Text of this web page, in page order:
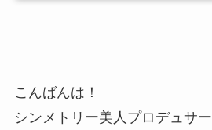
こんばんは！
シンメトリー美人プロデュサー